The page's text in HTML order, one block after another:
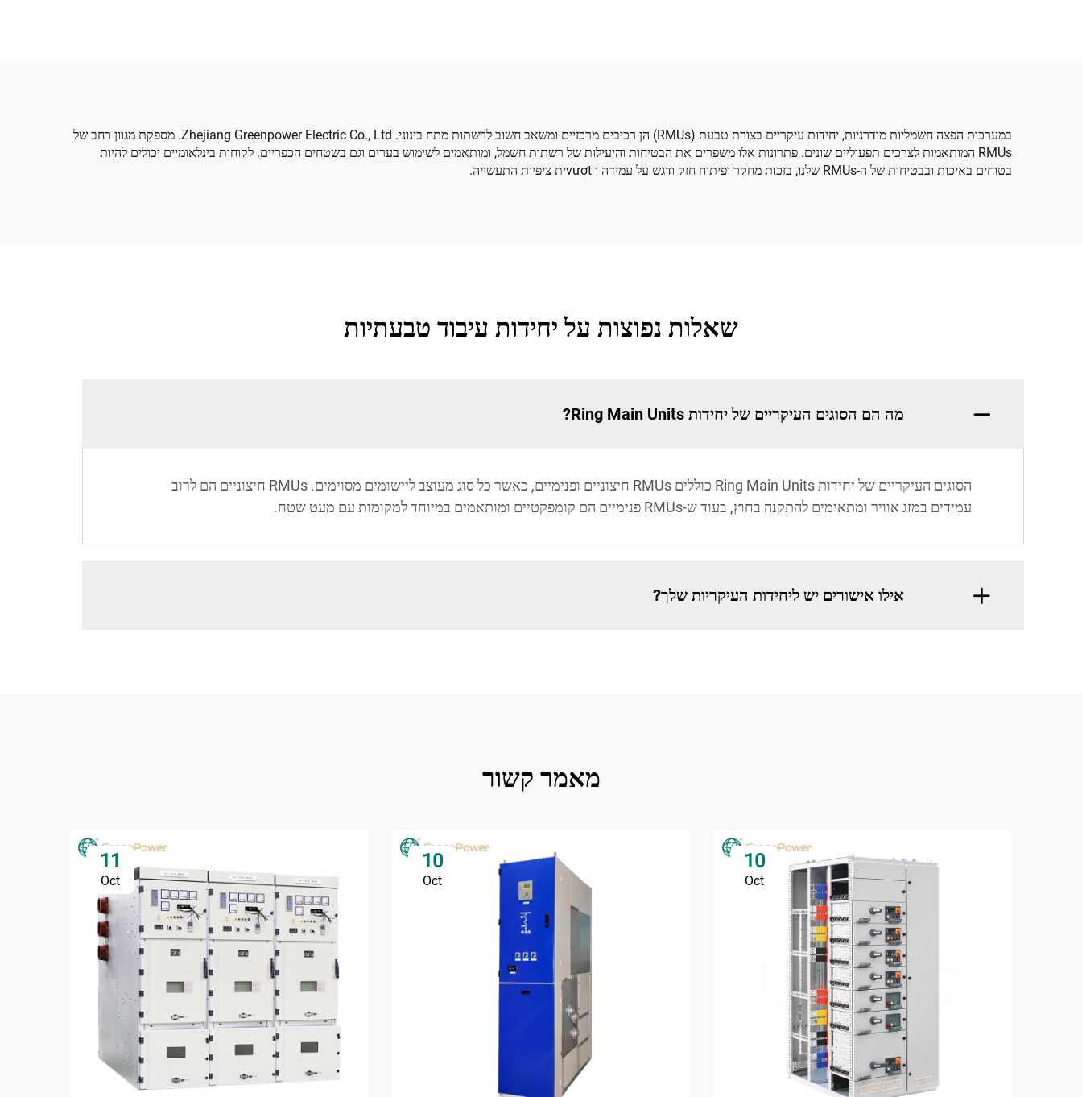
במערכות הפצה חשמליות מודרניות, יחידות עיקריים בצורת טבעת (RMUs) הן רכיבים מרכזיים ומשאב חשוב לרשתות מתח בינוני. Zhejiang Greenpower Electric Co., Ltd. מספקת מגוון רחב של
RMUs המותאמות לצרכים תפעוליים שונים. פתרונות אלו משפרים את הבטיחות והיעילות של רשתות חשמל, ומותאמים לשימוש בערים וגם בשטחים הכפריים. לקוחות בינלאומיים יכולים להיות
בטוחים באיכות ובבטיחות של ה-RMUs שלנו, בזכות מחקר ופיתוח חזק ודגש על עמידה ו vượtית ציפיות התעשייה.
שאלות נפוצות על יחידות עיבוד טבעתיות
מה הם הסוגים העיקריים של יחידות Ring Main Units?
הסוגים העיקריים של יחידות Ring Main Units כוללים RMUs חיצוניים ופנימיים, כאשר כל סוג מעוצב ליישומים מסוימים. RMUs חיצוניים הם לרוב
עמידים במזג אוויר ומתאימים להתקנה בחוץ, בעוד ש-RMUs פנימיים הם קומפקטיים ומותאמים במיוחד למקומות עם מעט שטח.
אילו אישורים יש ליחידות העיקריות שלך?
מאמר קשור
10
Oct
10
Oct
11
Oct